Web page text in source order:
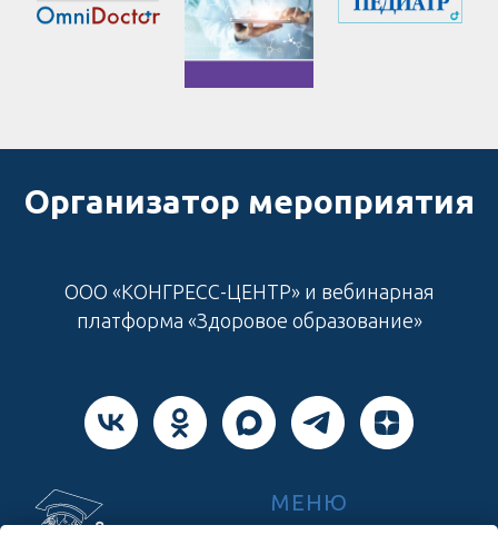
Организатор мероприятия
ООО «КОНГРЕСС-ЦЕНТР» и вебинарная
платформа «Здоровое образование»
МЕНЮ